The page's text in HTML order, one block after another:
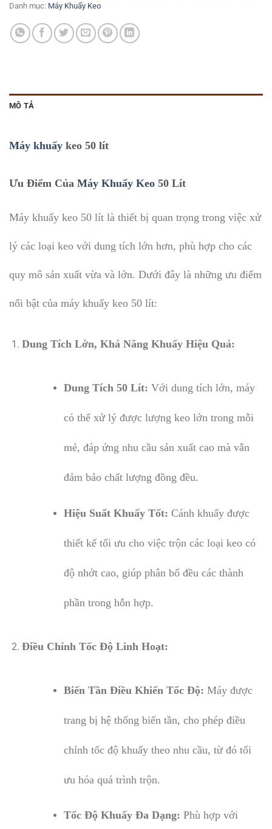
Danh mục: Máy Khuấy Keo
MÔ TẢ
Máy khuấy keo 50 lít
Ưu Điểm Của Máy Khuấy Keo 50 Lít
Máy khuấy keo 50 lít là thiết bị quan trọng trong việc xử
lý các loại keo với dung tích lớn hơn, phù hợp cho các
quy mô sản xuất vừa và lớn. Dưới đây là những ưu điểm
nổi bật của máy khuấy keo 50 lít:
Dung Tích Lớn, Khả Năng Khuấy Hiệu Quả:
Dung Tích 50 Lít: Với dung tích lớn, máy
có thể xử lý được lượng keo lớn trong mỗi
mẻ, đáp ứng nhu cầu sản xuất cao mà vẫn
đảm bảo chất lượng đồng đều.
Hiệu Suất Khuấy Tốt: Cánh khuấy được
thiết kế tối ưu cho việc trộn các loại keo có
độ nhớt cao, giúp phân bố đều các thành
phần trong hỗn hợp.
Điều Chỉnh Tốc Độ Linh Hoạt:
Biến Tần Điều Khiển Tốc Độ: Máy được
trang bị hệ thống biến tần, cho phép điều
chỉnh tốc độ khuấy theo nhu cầu, từ đó tối
ưu hóa quá trình trộn.
Tốc Độ Khuấy Đa Dạng: Phù hợp với